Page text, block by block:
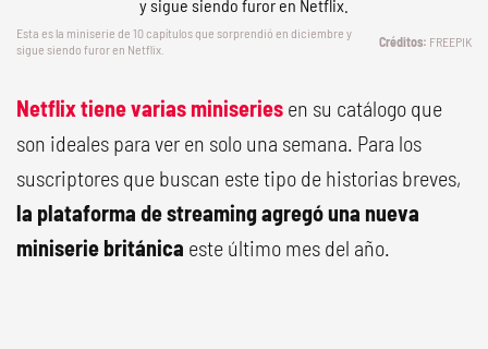
Esta es la miniserie de 10 capítulos que sorprendió en diciembre y
sigue siendo furor en Netflix.
FREEPIK
Netflix tiene varias miniseries en su catálogo que
son ideales para ver en solo una semana. Para los
suscriptores que buscan este tipo de historias breves,
la plataforma de streaming agregó una nueva
miniserie británica este último mes del año.